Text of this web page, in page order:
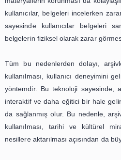
mobil cihazları aracılığıyla
olanak sağlayan interaktif
seyahat alanında değil, aynı
kullanılarak kullanıcı
Arşivler, tarihi belgelerin,
saklandığı yerlerdir. Bu
içermekte ve araştırmacılar
Ancak, arşivler genellikle